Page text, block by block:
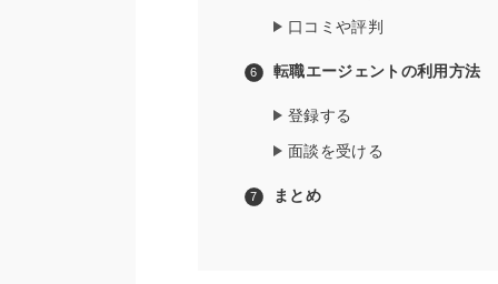
口コミや評判
転職エージェントの利用方法
登録する
面談を受ける
まとめ